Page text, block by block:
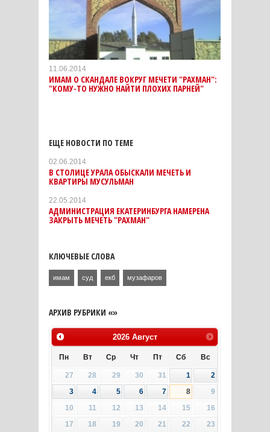
11.06.2014
ИМАМ О СКАНДАЛЕ ВОКРУГ МЕЧЕТИ "РАХМАН":
"КОМУ-ТО НУЖНО НАЙТИ ПЛОХИХ ПАРНЕЙ"
ЕЩЕ НОВОСТИ ПО ТЕМЕ
02.06.2014
В СТОЛИЦЕ УРАЛА ОБЫСКАЛИ МЕЧЕТЬ И
КВАРТИРЫ МУСУЛЬМАН
22.05.2014
АДМИНИСТРАЦИЯ ЕКАТЕРИНБУРГА НАМЕРЕНА
ЗАКРЫТЬ МЕЧЕТЬ "РАХМАН"
КЛЮЧЕВЫЕ СЛОВА
имам суд екб музафаров
АРХИВ РУБРИКИ «»
2026 Август
Пн Вт Ср Чт Пт Сб Вс
27 28 29 30 31 1
2
3
4 5 6 7 8
9
10
11 12 13 14 15
16
17
18 19 20 21 22
23